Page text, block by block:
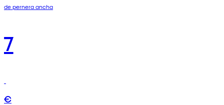
de pernera ancha
7
€